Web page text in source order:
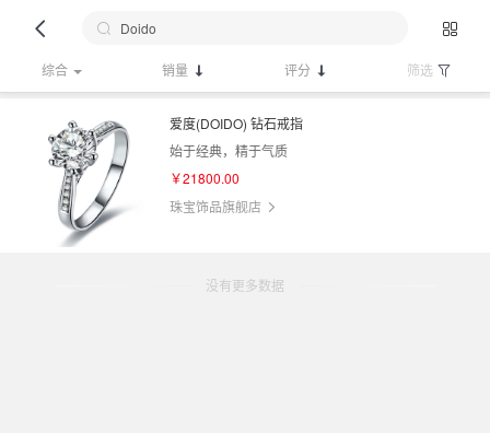
综合 销量 评分 筛选
爱度(DOIDO) 钻石戒指
始于经典，精于气质
￥21800.00
珠宝饰品旗舰店
没有更多数据